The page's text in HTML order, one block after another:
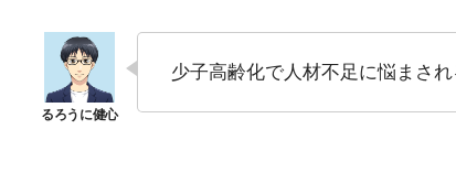
少子高齢化で人材不足に悩まされ